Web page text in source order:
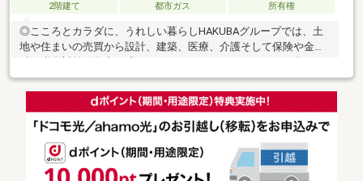
2階建て 都市ガス 所有権
◎こころとカラダに、うれしい暮らしHAKUBAグループでは、土
地や住まいの売買から設計、建築、医療、介護そして保険や金
連携してサービス提供をしております。専門知識や経験をかけあ
わせることで、お客様ひとりひとりにあった健康的な暮らしをお
届けし、人生が「プラス」の方向に進んでいくお手伝いをさせて
頂きます。